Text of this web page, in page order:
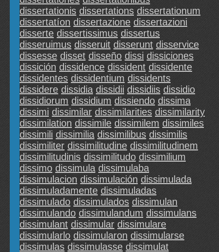
dissertationis dissertations dissertationum
dissertatíon dissertazione dissertazioni
disserte dissertissimus dissertus
disseruimus disseruit disserunt disservice
dissesse disset disseño dissi dissiciones
dissición dissidence dissident dissidente
dissidentes dissidentium dissidents
dissidere dissidia dissidii dissidiis dissidio
dissidiorum dissidium dissiendo dissima
dissimi dissimilar dissimilarities dissimilarity
dissimilation dissimile dissimilem dissimiles
dissimili dissimilia dissimilibus dissimilis
dissimiliter dissimilitudine dissimilitudinem
dissimilitudinis dissimilitudo dissimilium
dissimo dissimula dissimulaba
dissimulacion dissimulación dissimulada
dissimuladamente dissimuladas
dissimulado dissimulados dissimulan
dissimulando dissimulandum dissimulans
dissimulant dissimular dissimulare
dissimularlo dissimularon dissimularse
dissimulas dissimulasse dissimulat